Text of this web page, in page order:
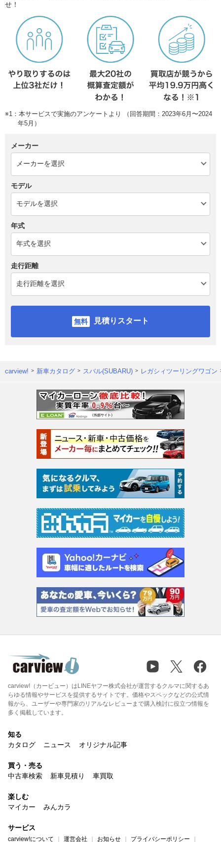
せ！
※1：本サービスで実施のアンケートより （回答期間：2023年6月〜2024
年5月）
メーカー
モデル
年式
走行距離
見積りスタート
carview! 新車カタログ スバル(SUBARU) レガシィツーリングワゴン
carview!（カービュー）はLINEヤフー株式会社が運営するクルマに関するあ
らゆる情報やサービスを提供するサイトです。価格やスペックなどの公式情
報から、ユーザーや専門家のリアルなレビューまで購入検討に役立つ情報を
多く掲載しています。
知る
カタログ
ニュース オリジナル記事
買う・売る
中古車検索
新車見積り 車買取
楽しむ
マイカー
みんカラ
サービス
carview!について 運営会社 お知らせ プライバシーポリシー